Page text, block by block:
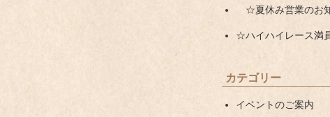
☆夏休み営業のお
☆ハイハイレース満
カテゴリー
イベントのご案内